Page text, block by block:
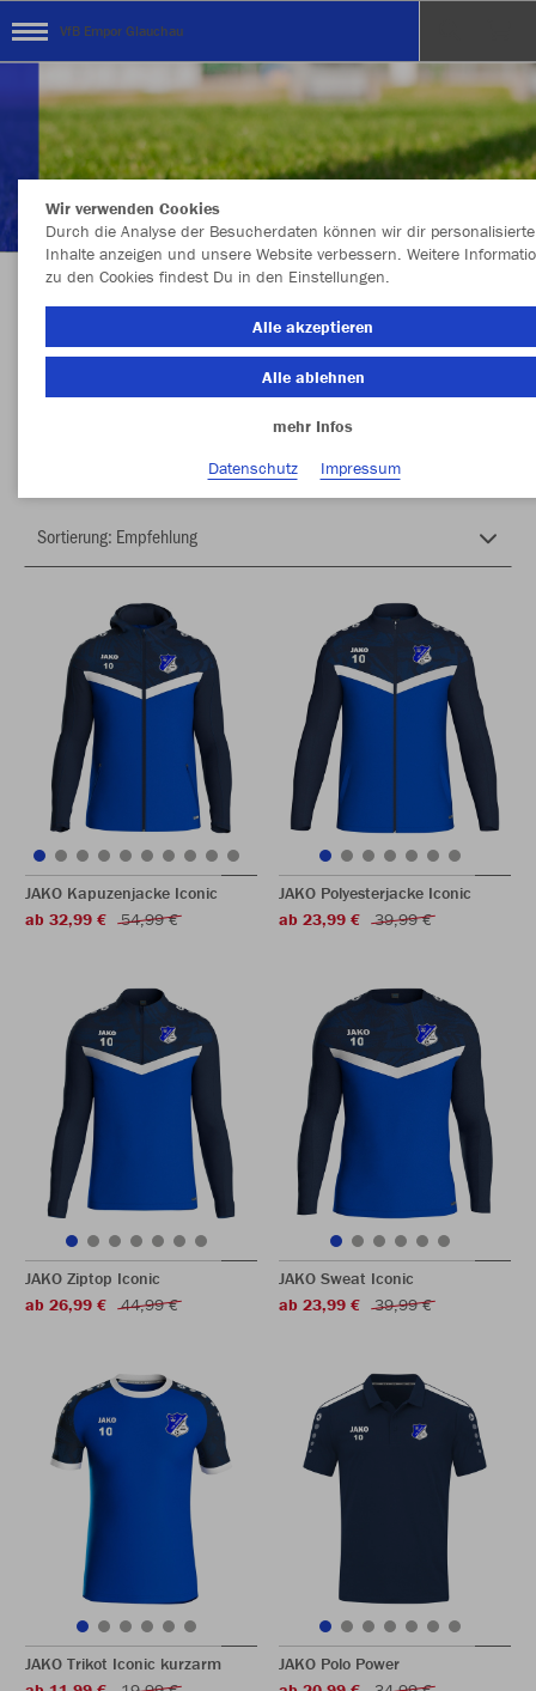
VfB Empor Glauchau
Herzlich Willkommen im Teamshop VfB Empor
Glauchau
JAKO Kapuzenjacke Iconic
ab 32,99 €
54,99 €
JAKO Polyesterjacke Iconic
ab 23,99 €
39,99 €
JAKO Ziptop Iconic
ab 26,99 €
44,99 €
JAKO Sweat Iconic
ab 23,99 €
39,99 €
JAKO Trikot Iconic kurzarm
JAKO Polo Power
Wir verwenden Cookies
Durch die Analyse der Besucherdaten können wir dir personalisierte
Inhalte anzeigen und unsere Website verbessern. Weitere
zu den Cookies findest Du in den Einstellungen.
Alle akzeptieren
Alle ablehnen
mehr Infos
Datenschutz
Impressum